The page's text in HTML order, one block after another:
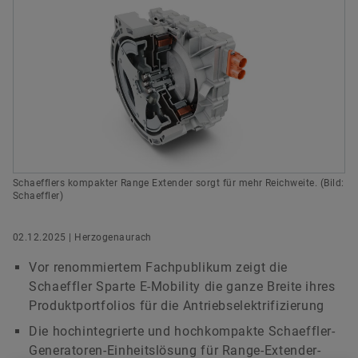
Markenschutz
Events & Formula Student
Termine & Veranstaltungen
Leiterin Kommunikation E-Mobility, Schaeffler
Vitesco Technologies GmbH
+49 151 52678082
theresa.kronthaler@mail.schaeffler.com
Jetzt bestellen
Schaefflers kompakter Range Extender sorgt für mehr Reichweite. (Bild:
Schaeffler)
02.12.2025 | Herzogenaurach
Vor renommiertem Fachpublikum zeigt die
Schaeffler Sparte E-Mobility die ganze Breite ihres
Produktportfolios für die Antriebselektrifizierung
Die hochintegrierte und hochkompakte Schaeffler-
Generatoren-Einheitslösung für Range-Extender-